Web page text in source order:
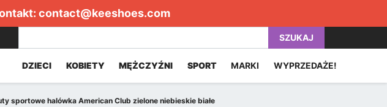
contact@keeshoes.com
SZUKAJ
DZIECI KOBIETY MĘŻCZYŹNI SPORT MARKI WYPRZEDAŻE!
sportowe halówka American Club zielone niebieskie białe